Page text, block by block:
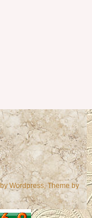
byWordpress , Theme by